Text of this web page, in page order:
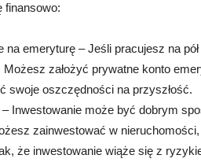
finansowo:
na emeryturę – Jeśli pracujesz na
Możesz założyć prywatne konto
swoje oszczędności na przyszłość.
Inwestowanie może być dobrym
zainwestować w
że inwestowanie wiąże się z